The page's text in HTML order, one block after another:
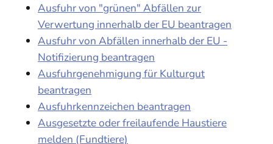
Ausfuhr von "grünen" Abfällen zur
Verwertung innerhalb der EU beantragen
Ausfuhr von Abfällen innerhalb der EU -
Notifizierung beantragen
Ausfuhrgenehmigung für Kulturgut
beantragen
Ausfuhrkennzeichen beantragen
Ausgesetzte oder freilaufende Haustiere
melden (Fundtiere)